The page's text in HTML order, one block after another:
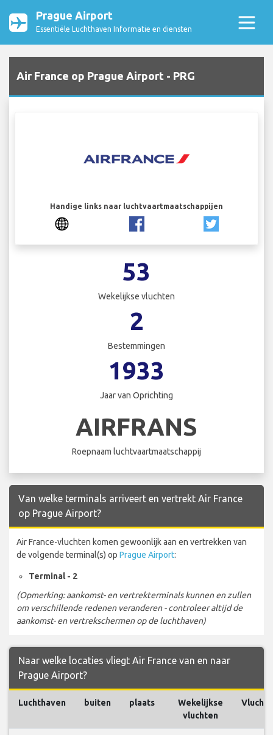
Prague Airport
Essentiële Luchthaven Informatie en diensten
Air France op Prague Airport - PRG
Handige links naar luchtvaartmaatschappijen
53
Wekelijkse vluchten
2
Bestemmingen
1933
Jaar van Oprichting
AIRFRANS
Roepnaam luchtvaartmaatschappij
Van welke terminals arriveert en vertrekt Air France
op Prague Airport?
Air France-vluchten komen gewoonlijk aan en vertrekken van
de volgende terminal(s) op Prague Airport:
Terminal - 2
(Opmerking: aankomst- en vertrekterminals kunnen en zullen
om verschillende redenen veranderen - controleer altijd de
aankomst- en vertrekschermen op de luchthaven)
Naar welke locaties vliegt Air France van en naar
Prague Airport?
Luchthaven buiten plaats
Wekelijkse
vluchten